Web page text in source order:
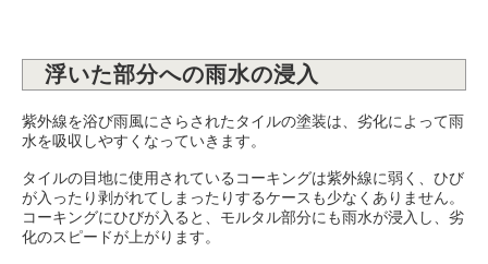
浮いた部分への雨水の浸入
紫外線を浴び雨風にさらされたタイルの塗装は、劣化によって雨
水を吸収しやすくなっていきます。
タイルの目地に使用されているコーキングは紫外線に弱く、ひび
が入ったり剥がれてしまったりするケースも少なくありません。
コーキングにひびが入ると、モルタル部分にも雨水が浸入し、劣
化のスピードが上がります。